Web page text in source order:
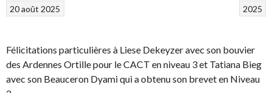
2025
20 août 2025
Félicitations particulières à Liese Dekeyzer avec son bouvier
des Ardennes Ortille pour le CACT en niveau 3 et Tatiana Bieg
avec son Beauceron Dyami qui a obtenu son brevet en Niveau